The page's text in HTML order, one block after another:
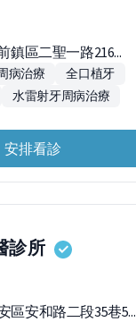
鎮區二聖一路216...
病治療
全口植牙
水雷射牙周病治療
安排看診
診所
區安和路二段35巷5...